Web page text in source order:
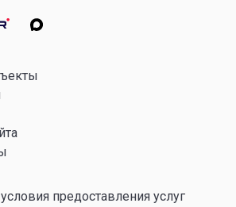
предоставления услуг